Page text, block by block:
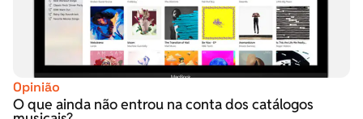
Opinião
O que ainda não entrou na conta dos catálogos